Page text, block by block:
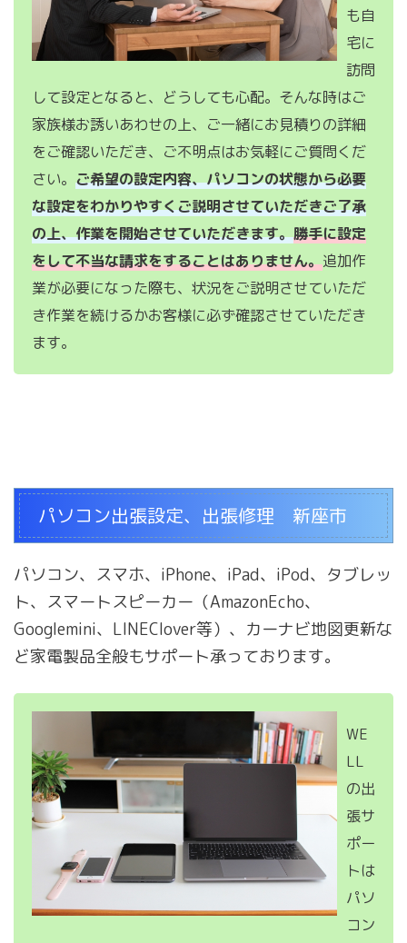
も自
宅に
訪問
して設定となると、どうしても心配。そんな時はご
家族様お誘いあわせの上、ご一緒にお見積りの詳細
をご確認いただき、ご不明点はお気軽にご質問くだ
さい。 ご希望の設定内容、パソコンの状態から必要
な設定をわかりやすくご説明させていただきご了承
の上、作業を開始させていただきます。勝手に設定
をして不当な請求をすることはありません。追加作
業が必要になった際も、状況をご説明させていただ
き作業を続けるかお客様に必ず確認させていただき
ます。
パソコン出張設定、出張修理 新座市
パソコン、スマホ、iPhone、iPad、iPod、タブレッ
ト、スマートスピーカー（AmazonEcho、
Googlemini、LINEClover等）、カーナビ地図更新な
ど家電製品全般もサポート承っております。
WE
LL
の出
張サ
ポー
トは
パソ
コン